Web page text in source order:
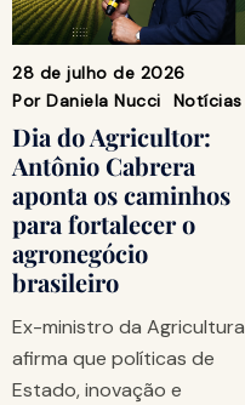
28 de julho de 2026
Por Daniela Nucci Notícias
Dia do Agricultor:
Antônio Cabrera
aponta os caminhos
para fortalecer o
agronegócio
brasileiro
Ex-ministro da Agricultura
afirma que políticas de
Estado, inovação e